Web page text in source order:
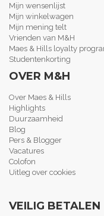
Mijn wensenlijst
Mijn winkelwagen
Mijn mening telt
Vrienden van M&H
Maes & Hills loyalty
Studentenkorting
OVER M&H
Over Maes & Hills
Highlights
Duurzaamheid
Blog
Pers & Blogger
Vacatures
Colofon
Uitleg over cookies
VEILIG BETALEN